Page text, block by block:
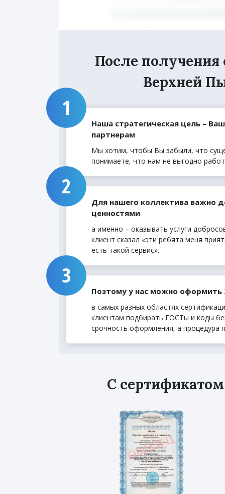
После получения
Верхней
Наша стратегическая цель –
партнерам
Мы хотим, чтобы Вы забыли, что
понимаете, что нам не выгодно
Для нашего коллектива важно
ценностями
а именно – оказывать услуги
клиент сказал «эти ребята меня
есть такой сервис».
Поэтому у нас можно
в самых разных областях
клиентам подбирать ГОСТы и коды
срочность оформления, а процедура
С